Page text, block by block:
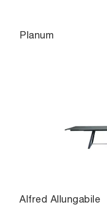
Planum
Alfred Allungabile